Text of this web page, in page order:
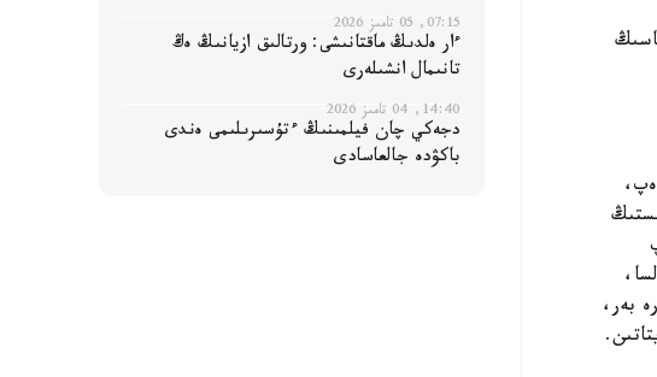
بەر،
07:15, 05 تامىز 2026
ءار ەلدىڭ ماقتانىشى: ورتالىق ازيانىڭ ەڭ
تانىمال انشىلەرى
14:40, 04 تامىز 2026
دجەكي چان فيلمىنىڭ ءتۇسىرىلىمى ەندى
باكۋدە جالعاسادى